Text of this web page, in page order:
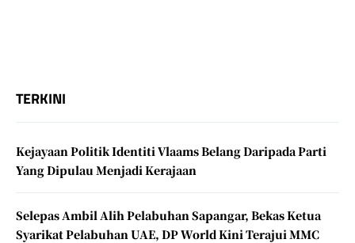
TERKINI
Kejayaan Politik Identiti Vlaams Belang Daripada Parti
Yang Dipulau Menjadi Kerajaan
Selepas Ambil Alih Pelabuhan Sapangar, Bekas Ketua
Syarikat Pelabuhan UAE, DP World Kini Terajui MMC